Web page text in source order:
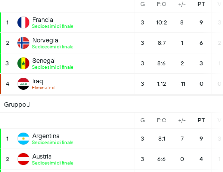
G F:C +/- PT V
1 Francia
Sedicesimi di finale
3 10:2 8 9 3
2 Norvegia
Sedicesimi di finale
3 8:7 1 6 2
3 Senegal
Sedicesimi di finale
3 8:6 2 3 1
4 Iraq
Eliminated
3 1:12 -11 0 0
Gruppo J
G F:C +/- PT V
1 Argentina
Sedicesimi di finale
3 8:1 7 9 3
2 Austria
Sedicesimi di finale
3 6:6 0 4 1